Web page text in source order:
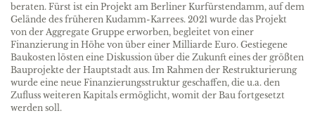
beraten. Fürst ist ein Projekt am Berliner Kurfürstendamm, auf dem
Gelände des früheren Kudamm-Karrees. 2021 wurde das Projekt
von der Aggregate Gruppe erworben, begleitet von einer
Finanzierung in Höhe von über einer Milliarde Euro. Gestiegene
Baukosten lösten eine Diskussion über die Zukunft eines der größten
Bauprojekte der Hauptstadt aus. Im Rahmen der Restrukturierung
wurde eine neue Finanzierungsstruktur geschaffen, die u.a. den
Zufluss weiteren Kapitals ermöglicht, womit der Bau fortgesetzt
werden soll.